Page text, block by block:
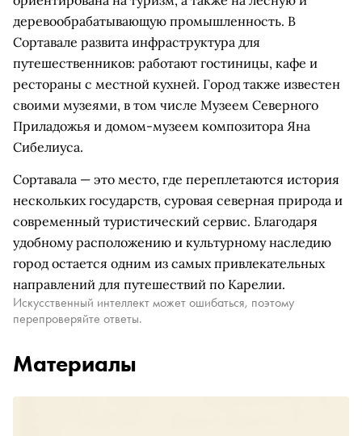
деревообрабатывающую промышленность. В
Сортавале развита инфраструктура для
путешественников: работают гостиницы, кафе и
рестораны с местной кухней. Город также известен
своими музеями, в том числе Музеем Северного
Приладожья и домом-музеем композитора Яна
Сибелиуса.
Сортавала — это место, где переплетаются история
нескольких государств, суровая северная природа и
современный туристический сервис. Благодаря
удобному расположению и культурному наследию
город остается одним из самых привлекательных
направлений для путешествий по Карелии.
Искусственный интеллект может ошибаться, поэтому
перепроверяйте ответы.
Материалы